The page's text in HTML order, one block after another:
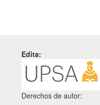
Edita:
Derechos de autor: